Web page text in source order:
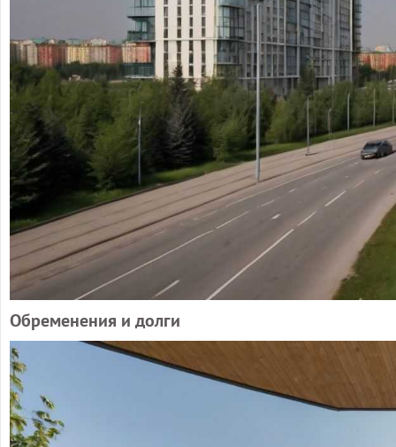
Обременения и долги